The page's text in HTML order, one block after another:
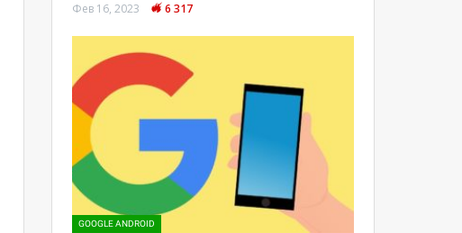
Фев 16, 2023 6 317
GOOGLE ANDROID